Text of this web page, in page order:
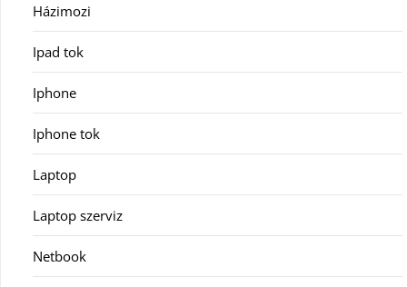
Házimozi
Ipad tok
Iphone
Iphone tok
Laptop
Laptop szerviz
Netbook